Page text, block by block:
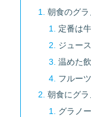
朝食のグ
定番は
ジュー
温めた
フルー
朝食にグ
グラノ